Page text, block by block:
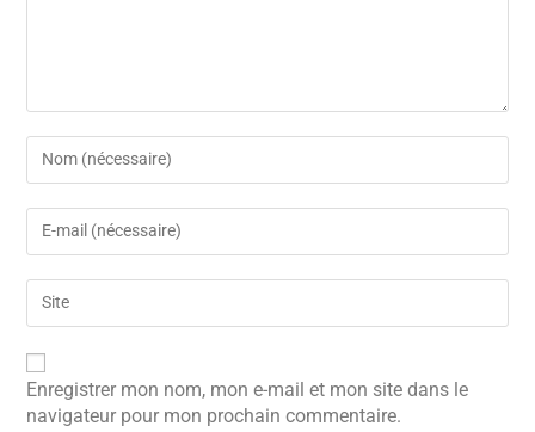
Enregistrer mon nom, mon e-mail et mon site dans le
navigateur pour mon prochain commentaire.